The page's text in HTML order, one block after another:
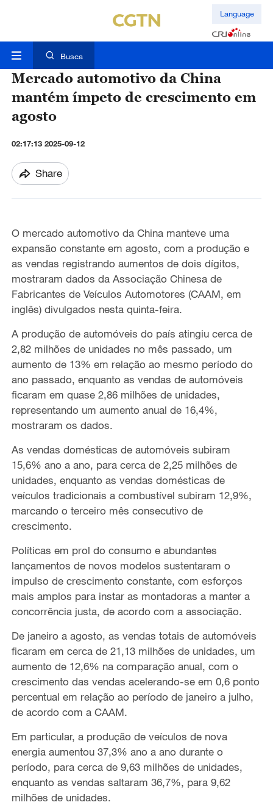
Language
Busca
Mercado automotivo da China
mantém ímpeto de crescimento em
agosto
02:17:13 2025-09-12
Share
O mercado automotivo da China manteve uma
expansão constante em agosto, com a produção e
as vendas registrando aumentos de dois dígitos,
mostraram dados da Associação Chinesa de
Fabricantes de Veículos Automotores (CAAM, em
inglês) divulgados nesta quinta-feira.
A produção de automóveis do país atingiu cerca de
2,82 milhões de unidades no mês passado, um
aumento de 13% em relação ao mesmo período do
ano passado, enquanto as vendas de automóveis
ficaram em quase 2,86 milhões de unidades,
representando um aumento anual de 16,4%,
mostraram os dados.
As vendas domésticas de automóveis subiram
15,6% ano a ano, para cerca de 2,25 milhões de
unidades, enquanto as vendas domésticas de
veículos tradicionais a combustível subiram 12,9%,
marcando o terceiro mês consecutivo de
crescimento.
Políticas em prol do consumo e abundantes
lançamentos de novos modelos sustentaram o
impulso de crescimento constante, com esforços
mais amplos para instar as montadoras a manter a
concorrência justa, de acordo com a associação.
De janeiro a agosto, as vendas totais de automóveis
ficaram em cerca de 21,13 milhões de unidades, um
aumento de 12,6% na comparação anual, com o
crescimento das vendas acelerando-se em 0,6 ponto
percentual em relação ao período de janeiro a julho,
de acordo com a CAAM.
Em particular, a produção de veículos de nova
energia aumentou 37,3% ano a ano durante o
período, para cerca de 9,63 milhões de unidades,
enquanto as vendas saltaram 36,7%, para 9,62
milhões de unidades.